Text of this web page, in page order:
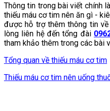
Thông tin trong bài viết chính
thiếu máu cơ tim nên ăn gì -
được hỗ trợ thêm thông tin
lòng liên hệ đến tổng đài
tham khảo thêm trong các bài
Tổng quan về thiếu máu cơ tim
Thiếu máu cơ tim nên uống